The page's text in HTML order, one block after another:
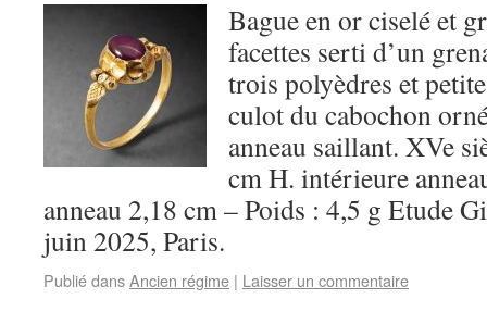
Bague en or ciselé et
facettes serti d’un
trois polyèdres et
culot du cabochon
anneau saillant. XVe
cm H. intérieure
anneau 2,18 cm – Poids : 4,5 g Etude
juin 2025, Paris.
Publié dansAncien régime | Laisser un commentaire